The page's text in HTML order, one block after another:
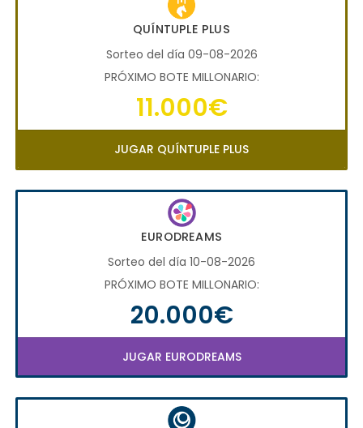
QUÍNTUPLE PLUS
Sorteo del día 09-08-2026
PRÓXIMO BOTE MILLONARIO:
11.000€
JUGAR QUÍNTUPLE PLUS
EURODREAMS
Sorteo del día 10-08-2026
PRÓXIMO BOTE MILLONARIO:
20.000€
JUGAR EURODREAMS